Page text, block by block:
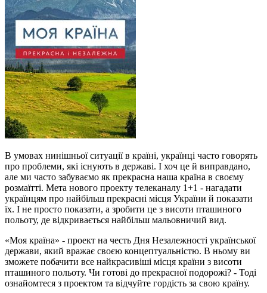
В умовах нинішньої ситуації в країні, українці часто говорять
про проблеми, які існують в державі. І хоч це й виправдано,
але ми часто забуваємо як прекрасна наша країна в своєму
розмаїтті. Мета нового проекту телеканалу 1+1 - нагадати
українцям про найбільш прекрасні місця України й показати
їх. І не просто показати, а зробити це з висоти пташиного
польоту, де відкривається найбільш мальовничий вид.
«Моя країна» - проект на честь Дня Незалежності української
держави, який вражає своєю концептуальністю. В ньому ви
зможете побачити все найкрасивіші місця країни з висоти
пташиного польоту. Чи готові до прекрасної подорожі? - Тоді
ознайомтеся з проектом та відчуйте гордість за свою країну.